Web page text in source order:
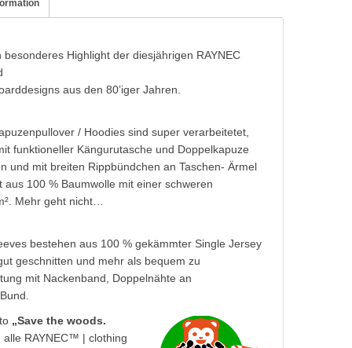
Highlight der diesjährigen RAYNEC
aus den 80’iger Jahren.
/ Hoodies sind super verarbeitetet,
funktioneller Kängurutasche und Doppelkapuze
und mit breiten Rippbündchen an Taschen- Ärmel
100 % Baumwolle mit einer schweren
Mehr geht nicht…
bestehen aus 100 % gekämmter Single Jersey
geschnitten und mehr als bequem zu
mit Nackenband, Doppelnähte an
„Save the woods.
RAYNEC™ | clothing